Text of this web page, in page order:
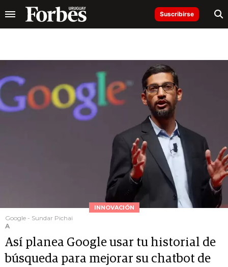
Suscribirse
INNOVACIÓN
Google - Sundar Pichai
A
Así planea Google usar tu historial de
búsqueda para mejorar su chatbot de